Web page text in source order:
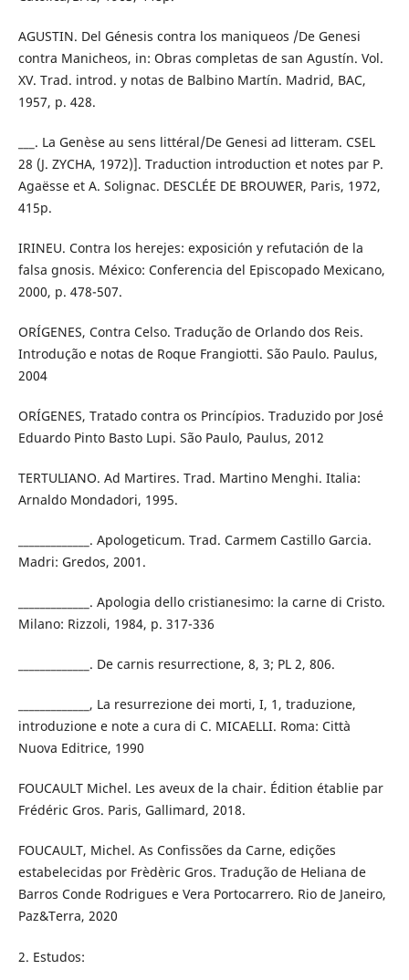
AGUSTIN. Del Génesis contra los maniqueos /De Genesi
contra Manicheos, in: Obras completas de san Agustín. Vol.
XV. Trad. introd. y notas de Balbino Martín. Madrid, BAC,
1957, p. 428.
___. La Genèse au sens littéral/De Genesi ad litteram. CSEL
28 (J. ZYCHA, 1972)]. Traduction introduction et notes par P.
Agaësse et A. Solignac. DESCLÉE DE BROUWER, Paris, 1972,
415p.
IRINEU. Contra los herejes: exposición y refutación de la
falsa gnosis. México: Conferencia del Episcopado Mexicano,
2000, p. 478-507.
ORÍGENES, Contra Celso. Tradução de Orlando dos Reis.
Introdução e notas de Roque Frangiotti. São Paulo. Paulus,
2004
ORÍGENES, Tratado contra os Princípios. Traduzido por José
Eduardo Pinto Basto Lupi. São Paulo, Paulus, 2012
TERTULIANO. Ad Martires. Trad. Martino Menghi. Italia:
Arnaldo Mondadori, 1995.
_____________. Apologeticum. Trad. Carmem Castillo Garcia.
Madri: Gredos, 2001.
_____________. Apologia dello cristianesimo: la carne di Cristo.
Milano: Rizzoli, 1984, p. 317-336
_____________. De carnis resurrectione, 8, 3; PL 2, 806.
_____________, La resurrezione dei morti, I, 1, traduzione,
introduzione e note a cura di C. MICAELLI. Roma: Città
Nuova Editrice, 1990
FOUCAULT Michel. Les aveux de la chair. Édition établie par
Frédéric Gros. Paris, Gallimard, 2018.
FOUCAULT, Michel. As Confissões da Carne, edições
estabelecidas por Frèdèric Gros. Tradução de Heliana de
Barros Conde Rodrigues e Vera Portocarrero. Rio de Janeiro,
Paz&Terra, 2020
2. Estudos: